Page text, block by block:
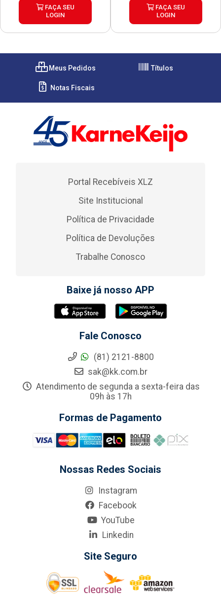
FAÇA SEU
LOGIN
FAÇA SEU
LOGIN
Meus Pedidos Títulos
Notas Fiscais
Portal Recebíveis XLZ
Site Institucional
Política de Privacidade
Política de Devoluções
Trabalhe Conosco
Baixe já nosso APP
Fale Conosco
(81) 2121-8800
sak@kk.com.br
Atendimento de segunda a sexta-feira das
09h às 17h
Formas de Pagamento
Nossas Redes Sociais
Instagram
Facebook
YouTube
Linkedin
Site Seguro